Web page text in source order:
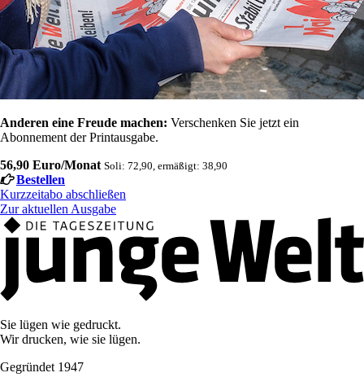
Anderen eine Freude machen: Verschenken Sie jetzt ein
Abonnement der Printausgabe.
56,90 Euro/Monat Soli: 72,90, ermäßigt: 38,90
Bestellen
Kurzzeitabo abschließen
Zur aktuellen Ausgabe
Sie lügen wie gedruckt.
Wir drucken, wie sie lügen.
Gegründet 1947